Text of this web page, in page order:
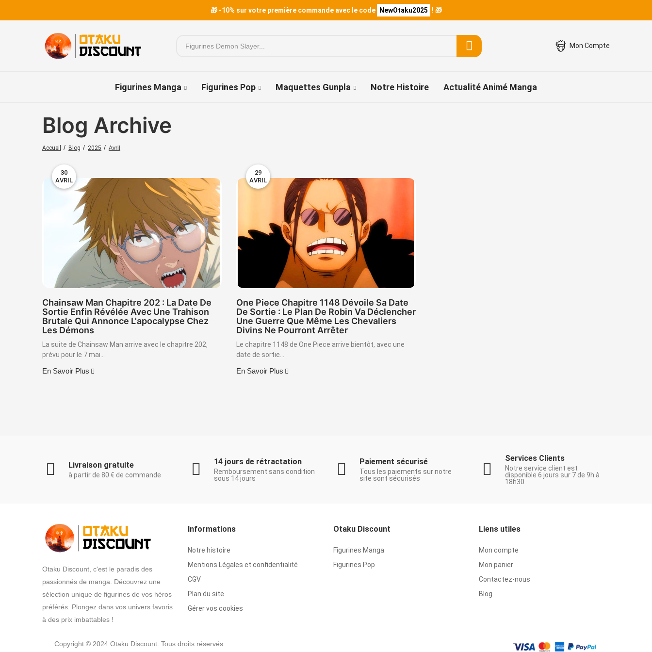
🎁 -10% sur votre première commande avec le code NewOtaku2025 ! 🎁
Mon Compte
Figurines Manga Figurines Pop Maquettes Gunpla Notre Histoire Actualité Animé Manga
Blog Archive
Accueil Blog 2025 Avril
30
AVRIL
Chainsaw Man Chapitre 202 : La Date De
Sortie Enfin Révélée Avec Une Trahison
Brutale Qui Annonce L'apocalypse Chez
Les Démons
La suite de Chainsaw Man arrive avec le chapitre 202,
prévu pour le 7 mai...
En Savoir Plus
29
AVRIL
One Piece Chapitre 1148 Dévoile Sa Date
De Sortie : Le Plan De Robin Va Déclencher
Une Guerre Que Même Les Chevaliers
Divins Ne Pourront Arrêter
Le chapitre 1148 de One Piece arrive bientôt, avec une
date de sortie...
En Savoir Plus
Livraison gratuite
à partir de 80 € de commande
14 jours de rétractation
Remboursement sans condition
sous 14 jours
Paiement sécurisé
Tous les paiements sur notre
site sont sécurisés
Services Clients
Notre service client est
disponible 6 jours sur 7 de 9h à
18h30
Otaku Discount, c'est le paradis des
passionnés de manga. Découvrez une
sélection unique de figurines de vos héros
préférés. Plongez dans vos univers favoris
à des prix imbattables !
Informations
Notre histoire
Mentions Légales et confidentialité
CGV
Plan du site
Gérer vos cookies
Otaku Discount
Figurines Manga
Figurines Pop
Liens utiles
Mon compte
Mon panier
Contactez-nous
Blog
Copyright © 2024 Otaku Discount. Tous droits réservés